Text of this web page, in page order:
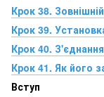
Крок 38.
Крок 39.
Крок 40.
Крок 41. Як його
Вступ